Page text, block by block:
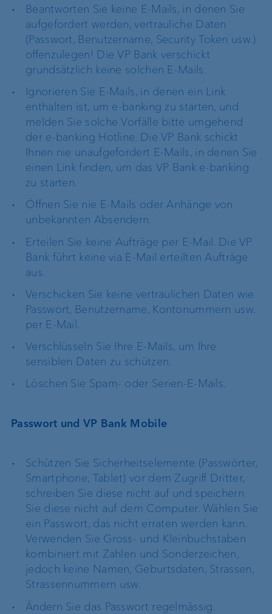
Beantworten Sie keine E-Mails, in denen Sie
aufgefordert werden, vertrauliche Daten
(Passwort, Benutzername, Security Token usw.)
offenzulegen! Die VP Bank verschickt
grundsätzlich keine solchen E-Mails.
Ignorieren Sie E-Mails, in denen ein Link
enthalten ist, um e-banking zu starten, und
melden Sie solche Vorfälle bitte umgehend
der e-banking Hotline. Die VP Bank schickt
Ihnen nie unaufgefordert E-Mails, in denen Sie
einen Link finden, um das VP Bank e-banking
zu starten.
Öffnen Sie nie E-Mails oder Anhänge von
unbekannten Absendern.
Erteilen Sie keine Aufträge per E-Mail. Die VP
Bank führt keine via E-Mail erteilten Aufträge
aus.
Verschicken Sie keine vertraulichen Daten wie
Passwort, Benutzername, Kontonummern usw.
per E-Mail.
Verschlüsseln Sie Ihre E-Mails, um Ihre
sensiblen Daten zu schützen.
Löschen Sie Spam- oder Serien-E-Mails.
Passwort und VP Bank Mobile
Schützen Sie Sicherheitselemente (Passwörter,
Smartphone, Tablet) vor dem Zugriff Dritter,
schreiben Sie diese nicht auf und speichern
Sie diese nicht auf dem Computer. Wählen Sie
ein Passwort, das nicht erraten werden kann.
Verwenden Sie Gross- und Kleinbuchstaben
kombiniert mit Zahlen und Sonderzeichen,
jedoch keine Namen, Geburtsdaten, Strassen,
Strassennummern usw.
Ändern Sie das Passwort regelmässig.